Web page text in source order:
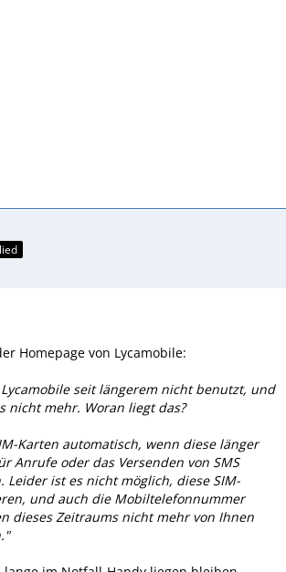
Homepage von Lycamobile:
seit längerem nicht benutzt, und
nicht mehr. Woran liegt das?
Karten automatisch, wenn diese länger
Anrufe oder das Versenden von SMS
Leider ist es nicht möglich, diese SIM-
und auch die Mobiltelefonnummer
dieses Zeitraums nicht mehr von Ihnen